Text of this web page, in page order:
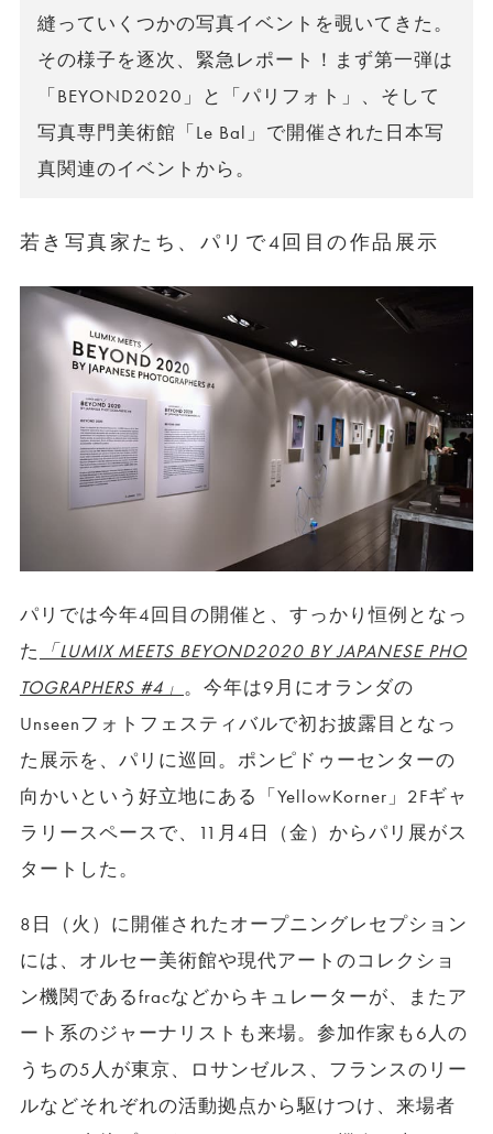
縫っていくつかの写真イベントを覗いてきた。
その様子を逐次、緊急レポート！まず第一弾は
「BEYOND2020」と「パリフォト」、そして
写真専門美術館「Le Bal」で開催された日本写
真関連のイベントから。
若き写真家たち、パリで4回目の作品展示
パリでは今年4回目の開催と、すっかり恒例となっ
た
「LUMIX MEETS BEYOND2020 BY JAPANESE PHO
TOGRAPHERS #4」 。今年は9月にオランダの
Unseenフォトフェスティバルで初お披露目となっ
た展示を、パリに巡回。ポンピドゥーセンターの
向かいという好立地にある「YellowKorner」2Fギャ
ラリースペースで、11月4日（金）からパリ展がス
タートした。
8日（火）に開催されたオープニングレセプション
には、オルセー美術館や現代アートのコレクショ
ン機関であるfracなどからキュレーターが、またア
ート系のジャーナリストも来場。参加作家も6人の
うちの5人が東京、ロサンゼルス、フランスのリー
ルなどそれぞれの活動拠点から駆けつけ、来場者